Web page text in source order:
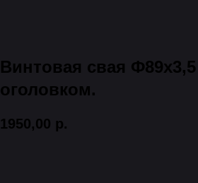
Винтовая свая
оголовком.
1950,00 р.